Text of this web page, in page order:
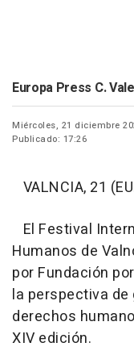
Europa Press C.
Miércoles, 21 diciembre
Publicado: 17:26
VALNCIA, 21
El Festival
Humanos de
por Fundación
la perspectiva
derechos
XIV edición.